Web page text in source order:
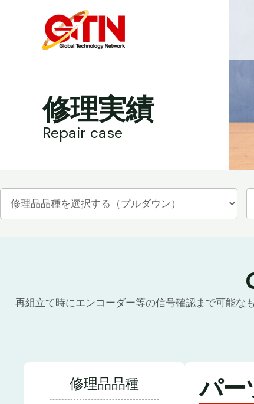
修理実績
Repair case
再組立て時にエンコーダー等の信号確認まで可能な
修理品品種 パー